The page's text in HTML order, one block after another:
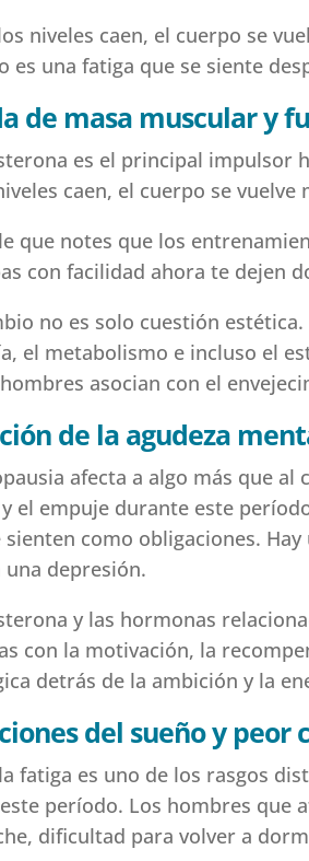
niveles caen, el cuerpo se
es una fatiga que se siente
de masa muscular y
es el principal impulsor
caen, el cuerpo se
que notes que los
con facilidad ahora te dejen
no es solo cuestión
el metabolismo e incluso el
asocian con el
de la agudeza
afecta a algo más que
el empuje durante este
sienten como obligaciones.
una depresión.
y las hormonas
con la motivación, la
detrás de la ambición y la
del sueño y peor
fatiga es uno de los rasgos
período. Los hombres que
dificultad para volver a